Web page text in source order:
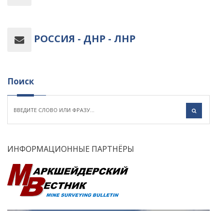
РОССИЯ - ДНР - ЛНР
Поиск
ИНФОРМАЦИОННЫЕ ПАРТНЁРЫ